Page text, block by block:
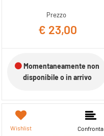
Prezzo
€ 23,00
Momentaneamente non
disponibile o in arrivo
Wishlist Confronta